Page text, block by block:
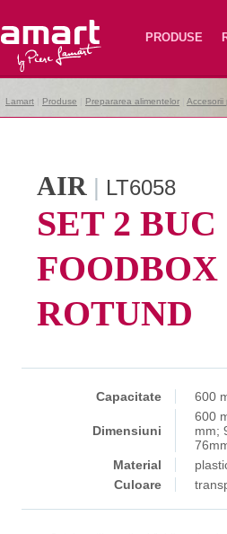
Lamart PRODUSE
Lamart Produse Prepararea alimentelor Accesorii
AIR | LT6058
SET 2 BUC
FOODBOX
ROTUND
Capacitate 600
Dimensiuni
600
mm;
Material
Culoare